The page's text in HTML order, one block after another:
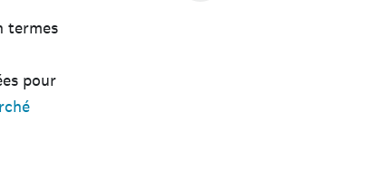
termes
pour